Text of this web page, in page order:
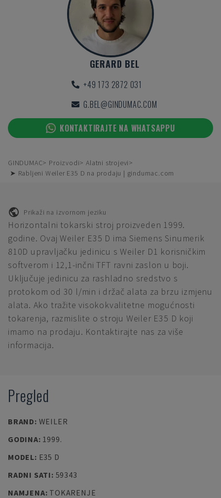
GERARD BEL
+49 173 2872 031
G.BEL@GINDUMAC.COM
KONTAKTIRAJTE NA WHATSAPPU
GINDUMAC Proizvodi
Alatni strojevi
➤ Rabljeni Weiler E35 D na prodaju | gindumac.com
Prikaži na izvornom jeziku
Horizontalni tokarski stroj proizveden 1999.
godine. Ovaj Weiler E35 D ima Siemens Sinumerik
810D upravljačku jedinicu s Weiler D1 korisničkim
softverom i 12,1-inčni TFT ravni zaslon u boji.
Uključuje jedinicu za rashladno sredstvo s
protokom od 30 l/min i držač alata za brzu izmjenu
alata. Ako tražite visokokvalitetne mogućnosti
tokarenja, razmislite o stroju Weiler E35 D koji
imamo na prodaju. Kontaktirajte nas za više
informacija.
Pregled
BRAND: WEILER
GODINA: 1999.
MODEL: E35 D
RADNI SATI: 59343
NAMJENA: TOKARENJE